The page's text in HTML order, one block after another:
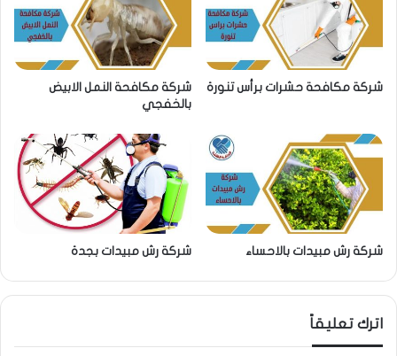
شركة مكافحة حشرات برأس تنورة
شركة مكافحة النمل الابيض
بالخفجي
شركة رش مبيدات بالاحساء شركة رش مبيدات بجدة
اترك تعليقاً